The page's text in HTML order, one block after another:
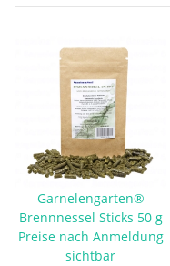
Garnelengarten®
Brennnessel Sticks 50 g
Preise nach Anmeldung
sichtbar